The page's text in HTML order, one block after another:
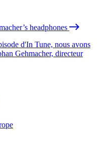
headphones
d'In Tune, nous avons
Gehmacher, directeur